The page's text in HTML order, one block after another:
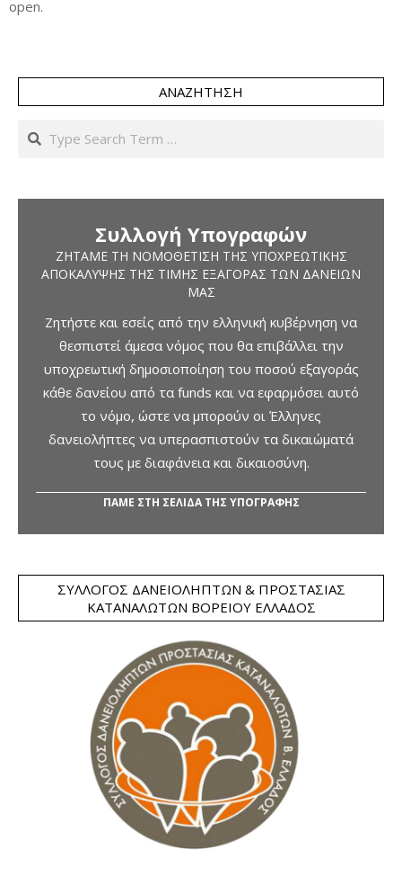
open.
ΑΝΑΖΉΤΗΣΗ
Search
Συλλογή Υπογραφών
ΖΗΤΆΜΕ ΤΗ ΝΟΜΟΘΈΤΙΣΗ ΤΗΣ ΥΠΟΧΡΕΩΤΙΚΉΣ
ΑΠΟΚΆΛΥΨΗΣ ΤΗΣ ΤΙΜΉΣ ΕΞΑΓΟΡΆΣ ΤΩΝ ΔΑΝΕΊΩΝ
ΜΑΣ
Ζητήστε και εσείς από την ελληνική κυβέρνηση να
θεσπιστεί άμεσα νόμος που θα επιβάλλει την
υποχρεωτική δημοσιοποίηση του ποσού εξαγοράς
κάθε δανείου από τα funds και να εφαρμόσει αυτό
το νόμο, ώστε να μπορούν οι Έλληνες
δανειολήπτες να υπερασπιστούν τα δικαιώματά
τους με διαφάνεια και δικαιοσύνη.
ΠΑΜΕ ΣΤΗ ΣΕΛΙΔΑ ΤΗΣ ΥΠΟΓΡΑΦΗΣ
ΣΎΛΛΟΓΟΣ ΔΑΝΕΙΟΛΗΠΤΏΝ & ΠΡΟΣΤΑΣΊΑΣ
ΚΑΤΑΝΑΛΩΤΏΝ ΒΟΡΕΊΟΥ ΕΛΛΆΔΟΣ